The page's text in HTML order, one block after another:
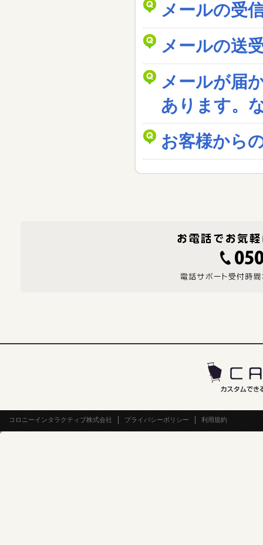
メールの受
メールの送
メールが届
あります。
お客様から
コロニーインタラクティブ株式会社 プライバシーポリシー 利用規約